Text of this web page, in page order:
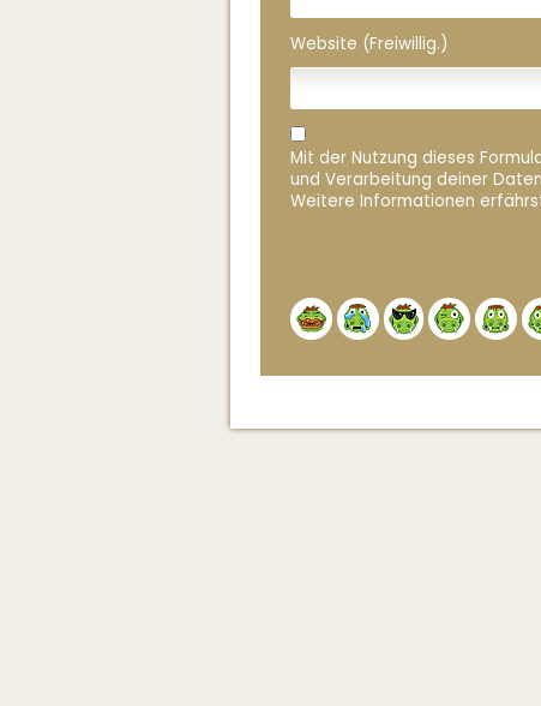
Website (Freiwillig.)
Mit der Nutzung dieses
und Verarbeitung deiner
Weitere Informationen